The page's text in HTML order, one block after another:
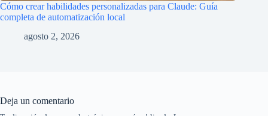
Cómo crear habilidades personalizadas para Claude: Guía
completa de automatización local
agosto 2, 2026
Deja un comentario